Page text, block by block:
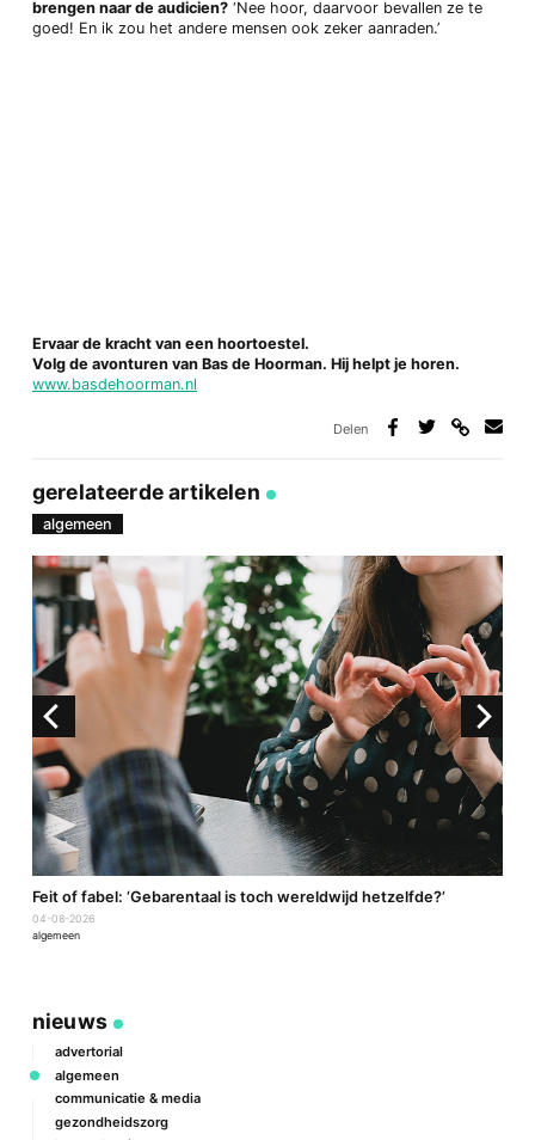
brengen naar de audicien?‘Nee hoor, daarvoor bevallen ze te
goed! En ik zou het andere mensen ook zeker aanraden.’
Ervaar de kracht van een hoortoestel.
Volg de avonturen van Bas de Hoorman. Hij helpt je horen.
www.basdehoorman.nl
Delen
gerelateerde artikelen
algemeen
Feit of fabel: ‘Gebarentaal is toch wereldwijd hetzelfde?’
04-08-2026
algemeen
nieuws
advertorial
algemeen
communicatie & media
gezondheidszorg